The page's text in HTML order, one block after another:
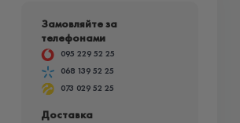
Замовляйте за
телефонами
095 229 52 25
068 139 52 25
073 029 52 25
Доставка